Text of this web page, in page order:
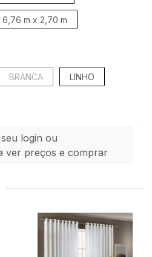
6,76 m x 2,70 m
BRANCA LINHO
login ou
ver preços e comprar